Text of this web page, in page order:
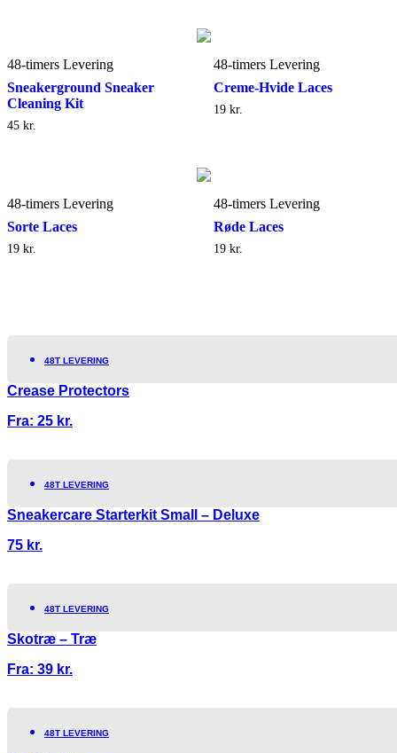
48-timers Levering
Sneakerground Sneaker
Cleaning Kit
45 kr.
48-timers Levering
Creme-Hvide Laces
19 kr.
48-timers Levering
Sorte Laces
19 kr.
48-timers Levering
Røde Laces
19 kr.
48T LEVERING
Crease Protectors
Fra: 25 kr.
48T LEVERING
Sneakercare Starterkit Small – Deluxe
75 kr.
48T LEVERING
Skotræ – Træ
Fra: 39 kr.
48T LEVERING